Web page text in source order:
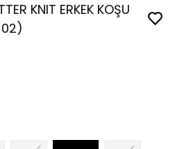
KNIT ERKEK KOŞU